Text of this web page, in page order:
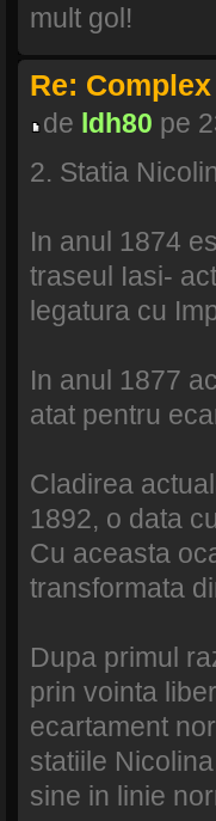
mult gol!
Re:
de ldh80 pe
2. Statia
In anul 1874
traseul Iasi-
legatura cu
In anul 1877
atat pentru
Cladirea
1892, o data
Cu aceasta
transformata
Dupa primul
prin vointa
ecartament
statiile
sine in linie